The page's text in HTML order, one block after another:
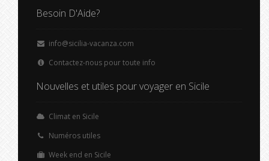
Besoin D'Aide?
info@sicilia-vacanza.com
Contactez-nous pour toute info
Nouvelles et utiles pour voyager en Sicile
Climat en Sicile
Numéros utiles
Week end en Sicile